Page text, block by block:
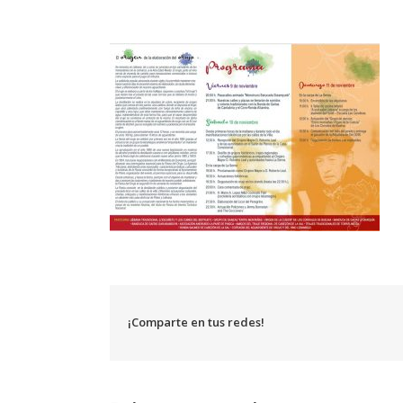
¡Comparte en tus redes!